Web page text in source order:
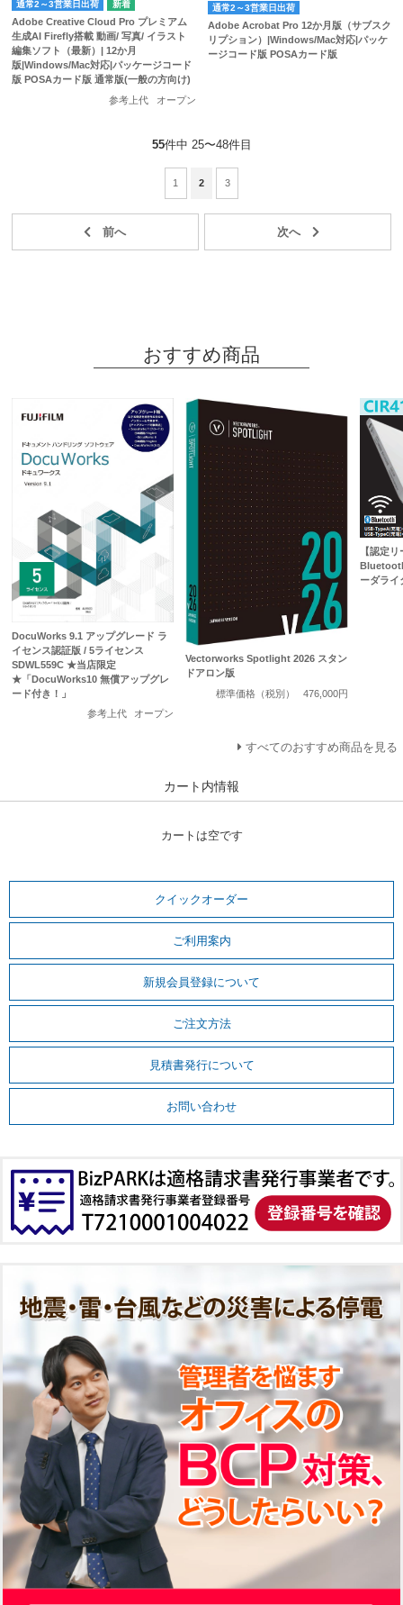
通常2～3営業日出荷
Adobe Creative Cloud Pro プレミアム
生成AI Firefly搭載 動画/ 写真/ イラスト
編集ソフト（最新）| 12か月
版|Windows/Mac対応|パッケージコード
版 POSAカード版 通常版(一般の方向け)
参考上代
オープン
通常2～3営業日出荷
Adobe Acrobat Pro 12か月版（サブスク
リプション）|Windows/Mac対応|パッケ
ージコード版 POSAカード版
55件中 25〜48件目
1 2 3
おすすめ商品
DocuWorks 9.1 アップグレード ラ
イセンス認証版 / 5ライセンス
SDWL559C ★当店限定
★「DocuWorks10 無償アップグレ
ード付き！」
参考上代
オープン
Vectorworks Spotlight 2026 スタン
ドアロン版
標準価格（税別）
476,000円
【認定
ーダライ
すべてのおすすめ商品を見る
カート内情報
カートは空です
クイックオーダー
ご利用案内
新規会員登録について
ご注文方法
見積書発行について
お問い合わせ